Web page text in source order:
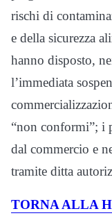
rischi di
e della sicurezza
hanno disposto,
l’immediata
“non conformi”; i
dal commercio e
tramite ditta
TORNA ALLA